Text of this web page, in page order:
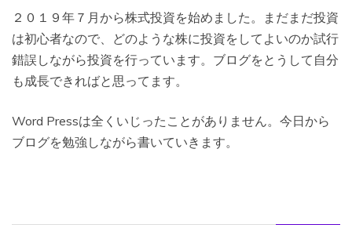
２０１９年７月から株式投資を始めました。まだまだ投資
は初心者なので、どのような株に投資をしてよいのか試行
錯誤しながら投資を行っています。ブログをとうして自分
も成長できればと思ってます。
Word Pressは全くいじったことがありません。今日から
ブログを勉強しながら書いていきます。